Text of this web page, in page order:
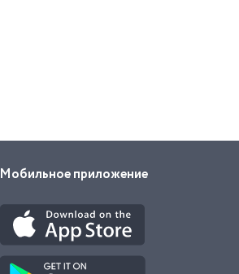
Мобильное приложение